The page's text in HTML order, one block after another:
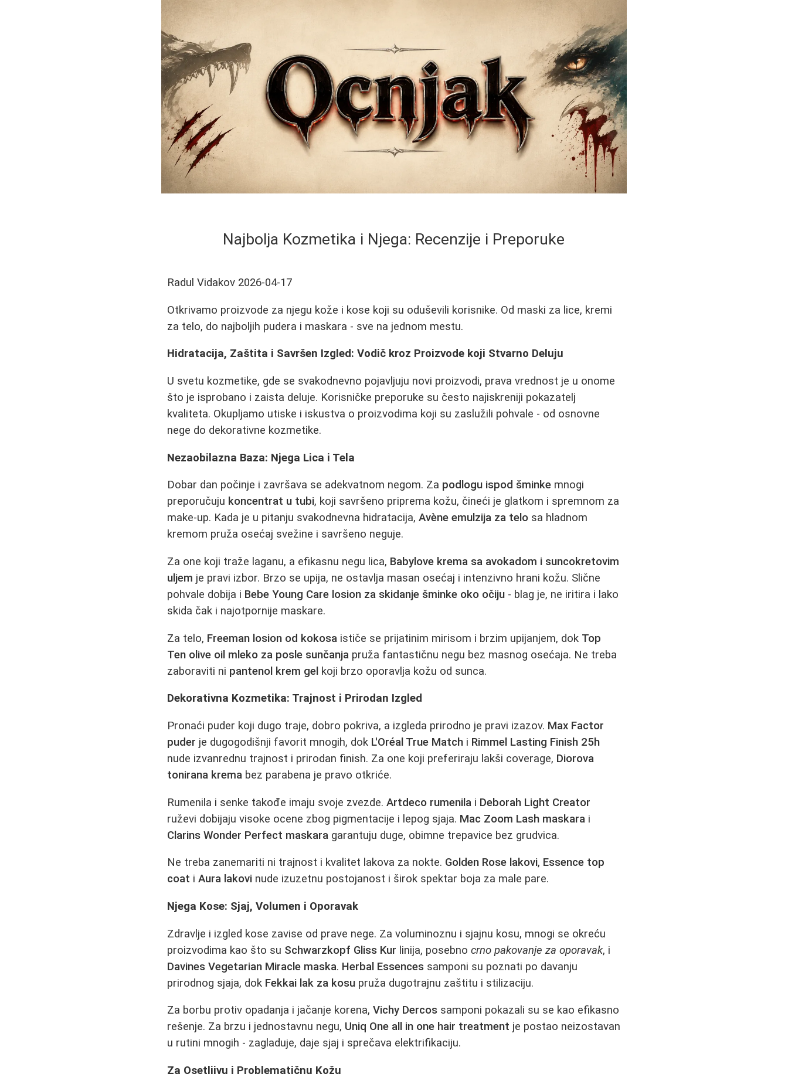
Najbolja Kozmetika i Njega: Recenzije i Preporuke
Radul Vidakov 2026-04-17
Otkrivamo proizvode za njegu kože i kose koji su oduševili korisnike. Od maski za lice, kremi
za telo, do najboljih pudera i maskara - sve na jednom mestu.
Hidratacija, Zaštita i Savršen Izgled: Vodič kroz Proizvode koji Stvarno Deluju
U svetu kozmetike, gde se svakodnevno pojavljuju novi proizvodi, prava vrednost je u onome
što je isprobano i zaista deluje. Korisničke preporuke su često najiskreniji pokazatelj
kvaliteta. Okupljamo utiske i iskustva o proizvodima koji su zaslužili pohvale - od osnovne
nege do dekorativne kozmetike.
Nezaobilazna Baza: Njega Lica i Tela
Dobar dan počinje i završava se adekvatnom negom. Za podlogu ispod šminke mnogi
preporučuju koncentrat u tubi, koji savršeno priprema kožu, čineći je glatkom i spremnom za
make-up. Kada je u pitanju svakodnevna hidratacija,Avène emulzija za telo sa hladnom
kremom pruža osećaj svežine i savršeno neguje.
Za one koji traže laganu, a efikasnu negu lica, Babylove krema sa avokadom i suncokretovim
uljem je pravi izbor. Brzo se upija, ne ostavlja masan osećaj i intenzivno hrani kožu. Slične
pohvale dobija i Bebe Young Care losion za skidanje šminke oko očiju - blag je, ne iritira i lako
skida čak i najotpornije maskare.
Za telo, Freeman losion od kokosa ističe se prijatinim mirisom i brzim upijanjem, dok Top
Ten olive oil mleko za posle sunčanja pruža fantastičnu negu bez masnog osećaja. Ne treba
zaboraviti ni pantenol krem gel koji brzo oporavlja kožu od sunca.
Dekorativna Kozmetika: Trajnost i Prirodan Izgled
Pronaći puder koji dugo traje, dobro pokriva, a izgleda prirodno je pravi izazov. Max Factor
puder je dugogodišnji favorit mnogih, dok L'Oréal True Match i Rimmel Lasting Finish 25h
nude izvanrednu trajnost i prirodan finish. Za one koji preferiraju lakši coverage, Diorova
tonirana krema bez parabena je pravo otkriće.
Rumenila i senke takođe imaju svoje zvezde.Artdeco rumenila i Deborah Light Creator
ruževi dobijaju visoke ocene zbog pigmentacije i lepog sjaja. Mac Zoom Lash maskara i
Clarins Wonder Perfect maskara garantuju duge, obimne trepavice bez grudvica.
Ne treba zanemariti ni trajnost i kvalitet lakova za nokte. Golden Rose lakovi, Essence top
coat iAura lakovi nude izuzetnu postojanost i širok spektar boja za male pare.
Njega Kose: Sjaj, Volumen i Oporavak
Zdravlje i izgled kose zavise od prave nege. Za voluminoznu i sjajnu kosu, mnogi se okreću
proizvodima kao što su Schwarzkopf Gliss Kur linija, posebnocrno pakovanje za oporavak, i
Davines Vegetarian Miracle maska. Herbal Essences samponi su poznati po davanju
prirodnog sjaja, dok Fekkai lak za kosu pruža dugotrajnu zaštitu i stilizaciju.
Za borbu protiv opadanja i jačanje korena,Vichy Dercos samponi pokazali su se kao efikasno
rešenje. Za brzu i jednostavnu negu, Uniq One all in one hair treatment je postao neizostavan
u rutini mnogih - zagladuje, daje sjaj i sprečava elektrifikaciju.
Za Osetljivu i Problematičnu Kožu